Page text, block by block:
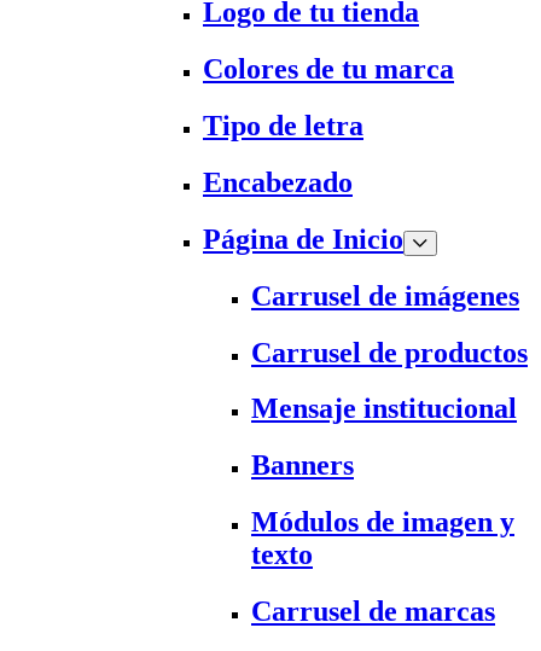
Logo de tu tienda
Colores de tu marca
Tipo de letra
Encabezado
Página de Inicio
Carrusel de imágenes
Carrusel de productos
Mensaje institucional
Banners
Módulos de imagen y
texto
Carrusel de marcas